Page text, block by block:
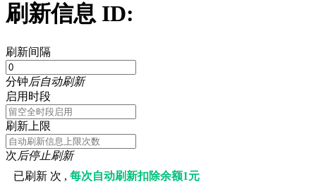
刷新信息 ID:
刷新间隔
分钟后自动刷新
启用时段
刷新上限
次后停止刷新
已刷新次 ,每次自动刷新扣除余额1元